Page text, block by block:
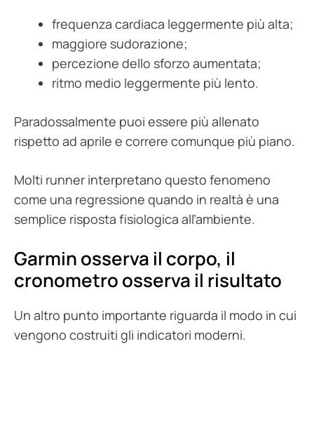
frequenza cardiaca leggermente più alta;
maggiore sudorazione;
percezione dello sforzo aumentata;
ritmo medio leggermente più lento.
Paradossalmente puoi essere più allenato
rispetto ad aprile e correre comunque più piano.
Molti runner interpretano questo fenomeno
come una regressione quando in realtà è una
semplice risposta fisiologica all’ambiente.
Garmin osserva il corpo, il
cronometro osserva il risultato
Un altro punto importante riguarda il modo in cui
vengono costruiti gli indicatori moderni.